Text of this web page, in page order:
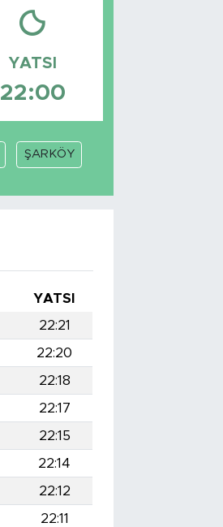
YATSI
22:00
ŞARKÖY
YATSI
22:21
22:20
22:18
22:17
22:15
22:14
22:12
22:11